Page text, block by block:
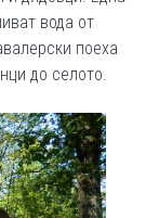
вода от
поеха
до селото.